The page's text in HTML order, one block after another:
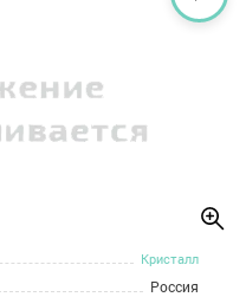
Кристалл
Россия